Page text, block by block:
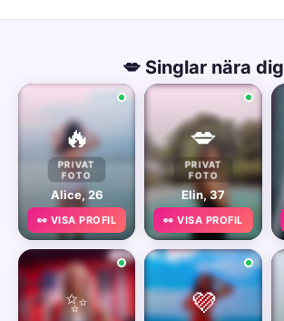
💋 Singlar nära dig
🔥
PRIVAT
FOTO
Alice, 26
👀 VISA PROFIL
💋
PRIVAT
FOTO
Elin, 37
👀 VISA PROFIL
✨ 💜